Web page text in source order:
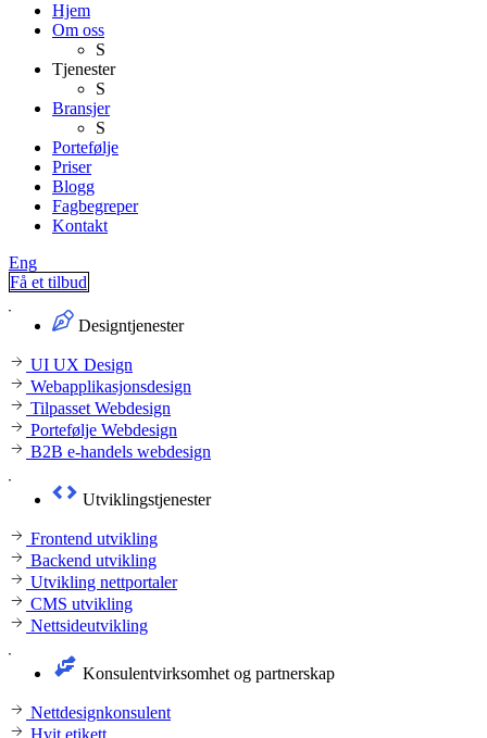
Hjem
Om oss
S
Tjenester
S
Bransjer
S
Portefølje
Priser
Blogg
Fagbegreper
Kontakt
Eng
Få et tilbud
Designtjenester
UI UX Design
Webapplikasjonsdesign
Tilpasset Webdesign
Portefølje Webdesign
B2B e-handels webdesign
Utviklingstjenester
Frontend utvikling
Backend utvikling
Utvikling nettportaler
CMS utvikling
Nettsideutvikling
Konsulentvirksomhet og partnerskap
Nettdesignkonsulent
Hvit etikett